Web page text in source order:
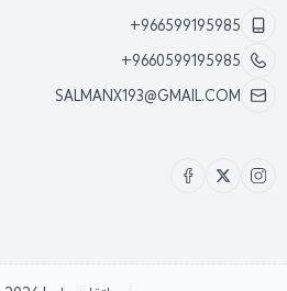
+966599195985
+9660599195985
SALMANX193@GMAIL.COM